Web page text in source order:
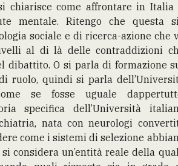
chiarisce come affrontare in
mentale. Ritengo che questa
sociale e di ricerca-azione che
al di là delle contraddizioni
dibattito. O si parla di formazione
ruolo, quindi si parla
se fosse uguale
specifica dell’Università
nata con neurologi
come i sistemi di selezione
considera un’entità reale della